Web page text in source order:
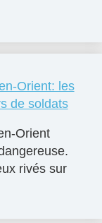
Orient: les
de soldats
Orient
rivés sur